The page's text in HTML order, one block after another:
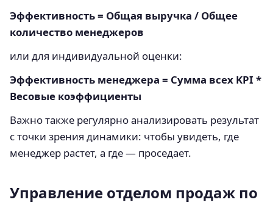
Эффективность = Общая выручка / Общее
количество менеджеров
или для индивидуальной оценки:
Эффективность менеджера = Сумма всех KPI *
Весовые коэффициенты
Важно также регулярно анализировать результат
с точки зрения динамики: чтобы увидеть, где
менеджер растет, а где — проседает.
Управление отделом продаж по